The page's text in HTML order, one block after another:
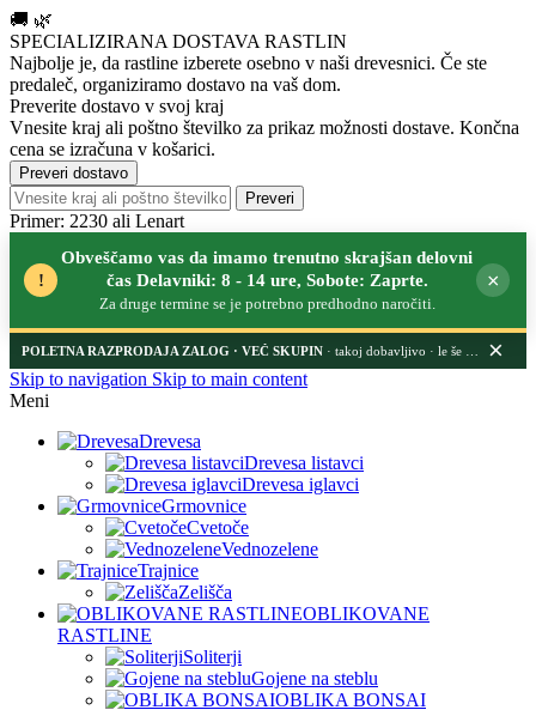
🚚 🌿
SPECIALIZIRANA DOSTAVA RASTLIN
Najbolje je, da rastline izberete osebno v naši drevesnici. Če ste
predaleč, organiziramo dostavo na vaš dom.
Preverite dostavo v svoj kraj
Vnesite kraj ali poštno številko za prikaz možnosti dostave. Končna
cena se izračuna v košarici.
Preveri dostavo
Preveri
Primer: 2230 ali Lenart
!
Obveščamo vas da imamo trenutno skrajšan delovni
čas Delavniki: 8 - 14 ure, Sobote: Zaprte.
Za druge termine se je potrebno predhodno naročiti.
×
POLETNA RAZPRODAJA ZALOG · takoj dobavljivo · le še nekaj dni ×
Skip to navigation Skip to main content
Meni
Drevesa
Drevesa listavci
Drevesa iglavci
Grmovnice
Cvetoče
Vednozelene
Trajnice
Zelišča
OBLIKOVANE
RASTLINE
Soliterji
Gojene na steblu
OBLIKA BONSAI